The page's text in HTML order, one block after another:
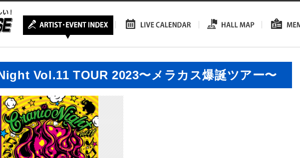
Vol.11 TOUR 2023〜メラカス爆誕ツアー〜